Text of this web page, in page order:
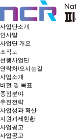
사업단소개
인사말
사업단 개요
조직도
선행사업단
연락처/오시는길
사업소개
비전 및 목표
중점분야
추진전략
사업성과 확산
지원과제현황
사업공고
사업공고